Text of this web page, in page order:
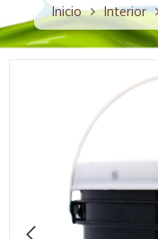
Inicio Interior